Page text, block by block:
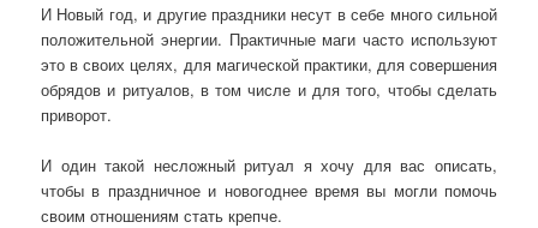
И Новый год, и другие праздники несут в себе много сильной
положительной энергии. Практичные маги часто используют
это в своих целях, для магической практики, для совершения
обрядов и ритуалов, в том числе и для того, чтобы сделать
приворот.
И один такой несложный ритуал я хочу для вас описать,
чтобы в праздничное и новогоднее время вы могли помочь
своим отношениям стать крепче.